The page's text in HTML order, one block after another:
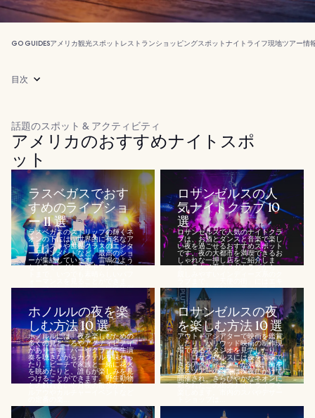
GO GUIDESアメリカ観光スポット レストランショッピングスポットナイトライフ現地ツアー情
目次
話題のスポット & アクティビティ
アメリカのおすすめナイトスポ
ット
ラスベガスでおす
すめのライブショ
ー 11 選
ラスベガスのストリップの輝くネ
オンの下には、世界的に有名なア
ーティストや世界クラスのエンタ
ーテインメントなど、最高のショ
ーが集結しています。雷鳴のよう
なドラミングから空中アクロバッ
す。マジシャンのショーには圧倒
ロサンゼルスの人
気ナイトクラブ 10
選
ロサンゼルスで人気のナイトクラ
ブは、お酒とダンスと音楽で楽し
い夜を過ごせるおすすめスポット
です。夜の大都市を満喫できるお
しゃれな一押し店をご紹介しま
す。テクノ系のメガクラブから、
サイティングなパーティースポッ
トが盛りだく...
ホノルルの夜を楽
しむ方法 10 選
ホノルルには、夜を楽しむための
多くの見どころやアクティビティ
があります。バーやクラブで生演
奏を聴きながらカクテルを味わっ
たり、ビーチで家族と一緒に花火
を眺めたりと、誰もが楽しみを見
つけることができます。野生動物
との触れ合いや月夜の散歩から、
ロサンゼルスの夜
を楽しむ方法 10 選
アウトドアシアターで映画を鑑賞
したり、ハリウッド映画の制作現
場であるスタジオを見学したり
と、ロサンゼルスには夜を満喫で
きるアクティビティが満載。街を
巡るツアーの多くは深夜にかけて
開催され、きらびやかなネオンに
彩られたこの街のナイトライフを